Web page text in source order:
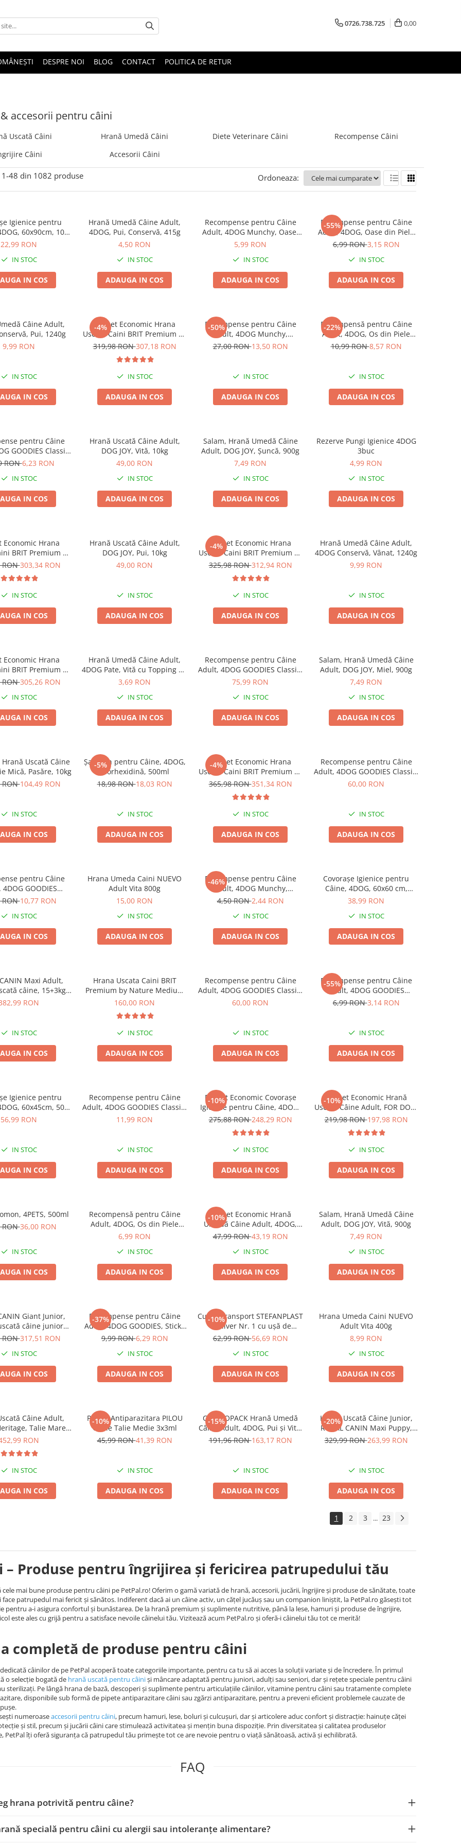
0726.738.725 0,00
DESPRE NOI BLOG CONTACT POLITICA DE RETUR
accesorii pentru câini
Uscată Câini Hrană Umedă Câini Diete Veterinare Câini
Recompense Câini
Câini
Accesorii Câini
1-48 din 1082 produse Ordoneaza:
Igienice pentru
60x90cm, 10
bucăți
22,99 RON
IN STOC
IN COS
Hrană Umedă Câine Adult,
4DOG, Pui, Conservă, 415g
4,50 RON
IN STOC
ADAUGA IN COS
Recompense pentru Câine
Adult, 4DOG Munchy, Oase,
Vită, 10cm, 3 bucăți
5,99 RON
IN STOC
ADAUGA IN COS
-55%
Recompense pentru Câine
Adult, 4DOG, Oase din Piele
Presată, 8.5cm, 3 bucăți
6,99 RON3,15 RON
IN STOC
ADAUGA IN COS
Câine Adult,
Pui, 1240g
9,99 RON
IN STOC
IN COS
-4%
Pachet Economic Hrana
Uscata Caini BRIT Premium by
Nature Medium Adult 2x15kg
319,98 RON307,18 RON
IN STOC
ADAUGA IN COS
-50%
Recompense pentru Câine
Adult, 4DOG Munchy,
Batoane, Vită, 12.5cm, 100
27,00 RON13,50 RON
IN STOC
ADAUGA IN COS
-22%
Recompensă pentru Câine
Adult, 4DOG, Os din Piele
Presată, 22cm
10,99 RON8,57 RON
IN STOC
ADAUGA IN COS
pentru Câine
GOODIES Classic,
Pui și Orez, 100g
RON6,23 RON
IN STOC
IN COS
Hrană Uscată Câine Adult,
DOG JOY, Vită, 10kg
49,00 RON
IN STOC
ADAUGA IN COS
Salam, Hrană Umedă Câine
Adult, DOG JOY, Șuncă, 900g
7,49 RON
IN STOC
ADAUGA IN COS
Rezerve Pungi Igienice 4DOG
3buc
4,99 RON
IN STOC
ADAUGA IN COS
Economic Hrana
BRIT Premium by
Giant Senior
RON303,34 RON
IN STOC
IN COS
Hrană Uscată Câine Adult,
DOG JOY, Pui, 10kg
49,00 RON
IN STOC
ADAUGA IN COS
-4%
Pachet Economic Hrana
Uscata Caini BRIT Premium by
Nature Maxi Adult 2x15kg
325,98 RON312,94 RON
IN STOC
ADAUGA IN COS
Hrană Umedă Câine Adult,
4DOG Conservă, Vânat, 1240g
9,99 RON
IN STOC
ADAUGA IN COS
Economic Hrana
BRIT Premium by
Light 2x15kg
RON305,26 RON
IN STOC
IN COS
Hrană Umedă Câine Adult,
4DOG Pate, Vită cu Topping de
Legume, 150g
3,69 RON
IN STOC
ADAUGA IN COS
Recompense pentru Câine
Adult, 4DOG GOODIES Classic,
Piele Presată și Pui, 1kg
75,99 RON
IN STOC
ADAUGA IN COS
Salam, Hrană Umedă Câine
Adult, DOG JOY, Miel, 900g
7,49 RON
IN STOC
ADAUGA IN COS
Hrană Uscată Câine
Mică, Pasăre, 10kg
RON104,49 RON
IN STOC
IN COS
-5%
Șampon pentru Câine, 4DOG,
Clorhexidină, 500ml
18,98 RON18,03 RON
IN STOC
ADAUGA IN COS
-4%
Pachet Economic Hrana
Uscata Caini BRIT Premium by
Nature Giant Adult 2x15kg
365,98 RON351,34 RON
IN STOC
ADAUGA IN COS
Recompense pentru Câine
Adult, 4DOG GOODIES Classic,
Dumbbells cu Pui, 1kg
60,00 RON
IN STOC
ADAUGA IN COS
pentru Câine
4DOG GOODIES
Miel și Orez, 500g
RON10,77 RON
IN STOC
IN COS
Hrana Umeda Caini NUEVO
Adult Vita 800g
15,00 RON
IN STOC
ADAUGA IN COS
-46%
Recompense pentru Câine
Adult, 4DOG Munchy,
Batoane, Vită, 12.5cm, 10
4,50 RON2,44 RON
IN STOC
ADAUGA IN COS
Covorașe Igienice pentru
Câine, 4DOG, 60x60 cm,
Standard, 30 buc
38,99 RON
IN STOC
ADAUGA IN COS
Maxi Adult,
câine, 15+3kg
CADOURON
IN STOC
IN COS
Hrana Uscata Caini BRIT
Premium by Nature Medium
Adult 15kg
160,00 RON
IN STOC
ADAUGA IN COS
Recompense pentru Câine
Adult, 4DOG GOODIES Classic,
Copan de Pui, 1kg
60,00 RON
IN STOC
ADAUGA IN COS
-55%
Recompense pentru Câine
Adult, 4DOG GOODIES
Trainer, Vită, 150g
6,99 RON3,14 RON
IN STOC
ADAUGA IN COS
Igienice pentru
60x45cm, 50
bucăți
56,99 RON
IN STOC
IN COS
Recompense pentru Câine
Adult, 4DOG GOODIES Classic,
Sticks Piele Presată, 100g
11,99 RON
IN STOC
ADAUGA IN COS
-10%
Pachet Economic Covorașe
Igienice pentru Câine, 4DOG,
60x90cm, 12x10 bucăți
275,88 RON248,29 RON
IN STOC
ADAUGA IN COS
-10%
Pachet Economic Hrană
Uscată Câine Adult, FOR DOG,
Talie Mică, Pasăre, 10kg
219,98 RON197,98 RON
IN STOC
ADAUGA IN COS
4PETS, 500ml
RON36,00 RON
IN STOC
IN COS
Recompensă pentru Câine
Adult, 4DOG, Os din Piele
Presată, 15cm
6,99 RON
IN STOC
ADAUGA IN COS
-10%
Pachet Economic Hrană
Umedă Câine Adult, 4DOG,
Pui în sos, 24x100g
47,99 RON43,19 RON
IN STOC
ADAUGA IN COS
Salam, Hrană Umedă Câine
Adult, DOG JOY, Vită, 900g
7,49 RON
IN STOC
ADAUGA IN COS
Giant Junior,
câine junior
de crestere, 15kg
RON317,51 RON
IN STOC
IN COS
-37%
Recompense pentru Câine
Adult, 4DOG GOODIES, Sticks
din Orez, Talie Mică, 12 cm, 6
9,99 RON6,29 RON
IN STOC
ADAUGA IN COS
-10%
Cușcă Transport STEFANPLAST
Gulliver Nr. 1 cu ușă de
plastic, White Travertine,
62,99 RON56,69 RON
IN STOC
ADAUGA IN COS
Hrana Umeda Caini NUEVO
Adult Vita 400g
8,99 RON
IN STOC
ADAUGA IN COS
Câine Adult,
Talie Mare,
17kgRON
IN STOC
IN COS
-10%
Pipeta Antiparazitara PILOU
Caine Talie Medie 3x3ml
45,99 RON41,39 RON
IN STOC
ADAUGA IN COS
-15%
COMBOPACK Hrană Umedă
Câine Adult, 4DOG, Pui și Vită,
96x100g
191,96 RON163,17 RON
IN STOC
ADAUGA IN COS
-20%
Hrană Uscată Câine Junior,
ROYAL CANIN Maxi Puppy,
12kg
329,99 RON263,99 RON
IN STOC
ADAUGA IN COS
1 2 3 ... 23
– Produse pentru îngrijirea și fericirea patrupedului tău
cele mai bune produse pentru câini pe PetPal.ro! Oferim o gamă variată de hrană, accesorii, jucării, îngrijire și produse de sănătate, toate
patrupedul mai fericit și sănătos. Indiferent dacă ai un câine activ, un cățel jucăuș sau un companion liniștit, la PetPal.ro găsești tot
pentru a-i asigura confortul și bunăstarea. De la hrană premium și suplimente nutritive, până la lese, hamuri și produse de îngrijire,
este ales cu grijă pentru a satisface nevoile câinelui tău. Vizitează acum PetPal.ro și oferă-i câinelui tău tot ce merită!
completă de produse pentru câini
câinilor de pe PetPal acoperă toate categoriile importante, pentru ca tu să ai acces la soluții variate și de încredere. În primul
o selecție bogată de hrană uscată pentru câiniși mâncare adaptată pentru juniori, adulți sau seniori, dar și rețete speciale pentru câini
sterilizați. Pe lângă hrana de bază, descoperi și suplimente pentru articulațiile câinilor, vitamine pentru câini sau tratamente complete
disponibile sub formă de pipete antiparazitare câini sau zgărzi antiparazitare, pentru a preveni eficient problemele cauzate de
numeroaseaccesorii pentru câini, precum hamuri, lese, boluri și culcușuri, dar și articolere aduc confort și distracție: hainuțe căței
și stil, precum și jucării câini care stimulează activitatea și mențin buna dispoziție. Prin diversitatea și calitatea produselor
PetPal îți oferă siguranța că patrupedul tău primește tot ce are nevoie pentru o viață sănătoasă, activă și echilibrată.
FAQ
hrana potrivită pentru câine?
specială pentru câini cu alergii sau intoleranțe alimentare?